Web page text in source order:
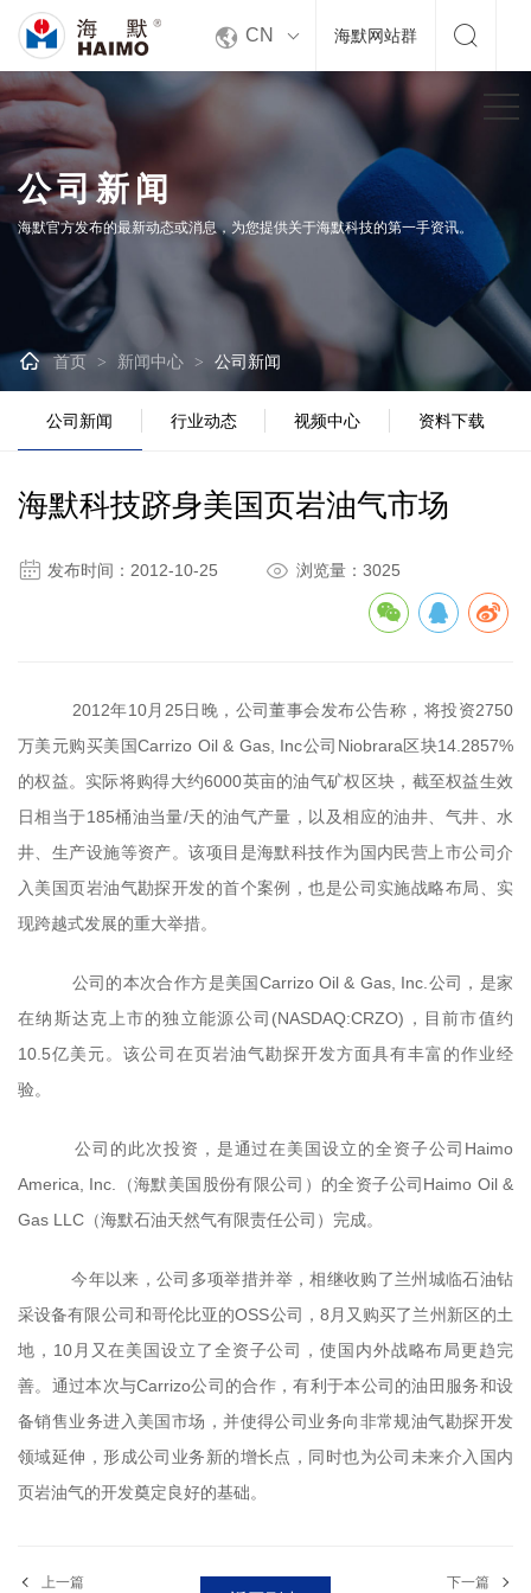
 CN 海默网站群 
公司新闻
海默官方发布的最新动态或消息，为您提供关于海默科技的第一手资讯。
 首页 > 新闻中心 > 公司新闻
公司新闻 行业动态 视频中心 资料下载
海默科技跻身美国页岩油气市场
 发布时间：2012-10-25  浏览量：3025
2012年10月25日晚，公司董事会发布公告称，将投资2750
万美元购买美国Carrizo Oil & Gas, Inc公司Niobrara区块14.2857%
的权益。实际将购得大约6000英亩的油气矿权区块，截至权益生效
日相当于185桶油当量/天的油气产量，以及相应的油井、气井、水
井、生产设施等资产。该项目是海默科技作为国内民营上市公司介
入美国页岩油气勘探开发的首个案例，也是公司实施战略布局、实
现跨越式发展的重大举措。
公司的本次合作方是美国Carrizo Oil & Gas, Inc.公司，是家
在纳斯达克上市的独立能源公司(NASDAQ:CRZO)，目前市值约
10.5亿美元。该公司在页岩油气勘探开发方面具有丰富的作业经
验。
公司的此次投资，是通过在美国设立的全资子公司Haimo
America, Inc.（海默美国股份有限公司）的全资子公司Haimo Oil &
Gas LLC（海默石油天然气有限责任公司）完成。
今年以来，公司多项举措并举，相继收购了兰州城临石油钻
采设备有限公司和哥伦比亚的OSS公司，8月又购买了兰州新区的土
地，10月又在美国设立了全资子公司，使国内外战略布局更趋完
善。通过本次与Carrizo公司的合作，有利于本公司的油田服务和设
备销售业务进入美国市场，并使得公司业务向非常规油气勘探开发
领域延伸，形成公司业务新的增长点，同时也为公司未来介入国内
页岩油气的开发奠定良好的基础。
上一篇 下一篇